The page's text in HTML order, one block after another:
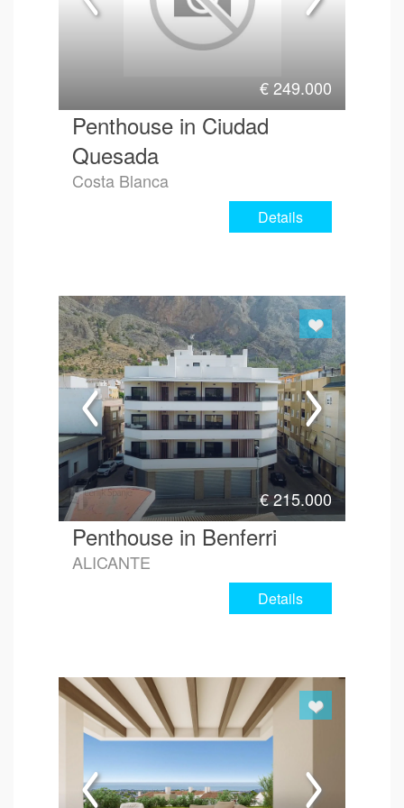
€ 249.000
Penthouse in Ciudad
Quesada
Costa Blanca
Details
€215.000
Penthouse in Benferri
ALICANTE
Details